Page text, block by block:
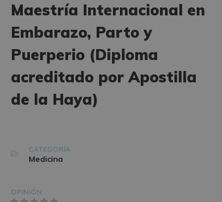
Maestría Internacional en
Embarazo, Parto y
Puerperio (Diploma
acreditado por Apostilla
de la Haya)
CATEGORÍA
Medicina
OPINIÓN